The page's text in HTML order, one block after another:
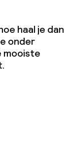
haal je dan
onder
mooiste